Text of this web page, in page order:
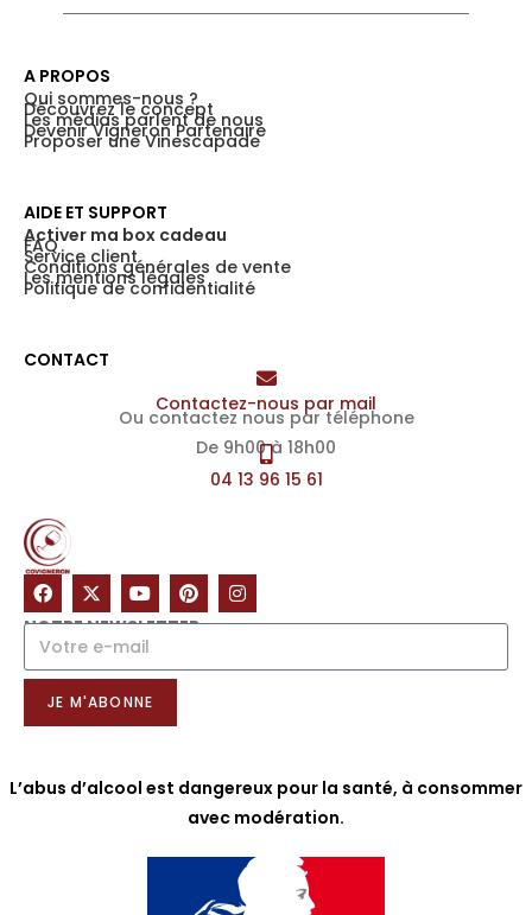
NOTRE NEWSLETTER
JE M'ABONNE
CONTACT
Contactez-nous par mail
Ou contactez nous par téléphone
De 9h00 à 18h00
04 13 96 15 61
AIDE ET SUPPORT
Activer ma box cadeau
FAQ
Service client
Conditions générales de vente
Les mentions légales
Politique de confidentialité
A PROPOS
Qui sommes-nous ?
Découvrez le concept
Les médias parlent de nous
Devenir Vigneron Partenaire
Proposer une Vinescapade
L’abus d’alcool est dangereux pour la santé, à consommer
avec modération.